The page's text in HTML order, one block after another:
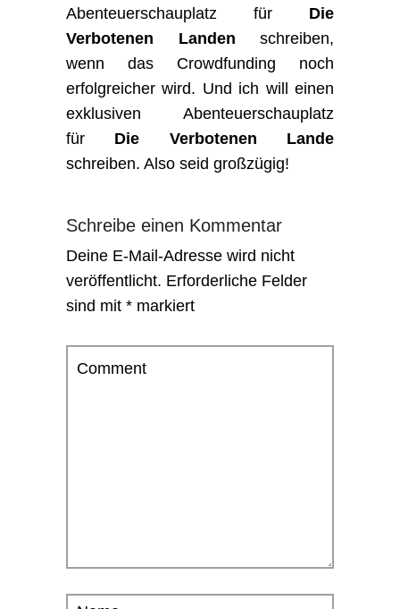
Abenteuerschauplatz für Die
Verbotenen Landen schreiben,
wenn das Crowdfunding noch
erfolgreicher wird. Und ich will einen
exklusiven Abenteuerschauplatz
für Die Verbotenen Lande
schreiben. Also seid großzügig!
Schreibe einen Kommentar
Deine E-Mail-Adresse wird nicht
veröffentlicht. Erforderliche Felder
sind mit * markiert